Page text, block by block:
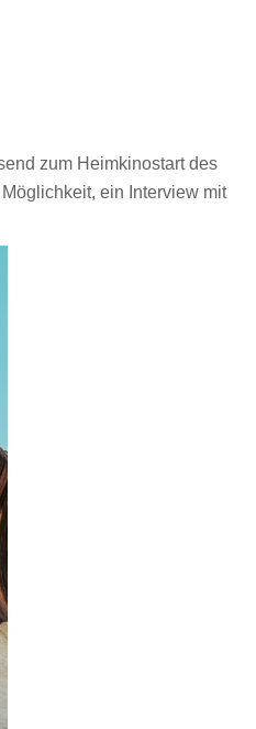
zum Heimkinostart des
ein Interview mit